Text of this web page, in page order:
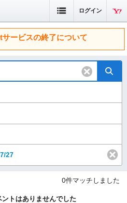
ログイン
サービスの終了について
27
0件マッチしました
トはありませんでした